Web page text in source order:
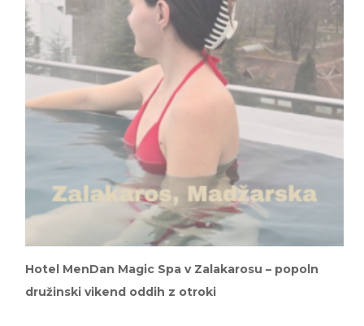
Hotel MenDan Magic Spa v Zalakarosu – popoln
družinski vikend oddih z otroki